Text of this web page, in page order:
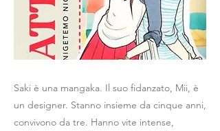
Saki è una mangaka. Il suo fidanzato, Mii, è
un designer. Stanno insieme da cinque anni,
convivono da tre. Hanno vite intense,